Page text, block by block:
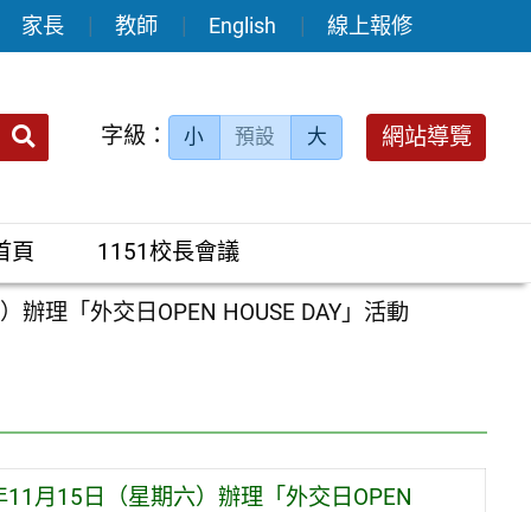
家長 教師 English 線上報修
送出 字級： 小 預設 大 網站導覽
頁 1151校長會議
理「外交日OPEN HOUSE DAY」活動
月15日（星期六）辦理「外交日OPEN